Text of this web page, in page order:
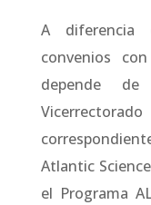
A diferencia
convenios
depende
Atlantic
el Programa